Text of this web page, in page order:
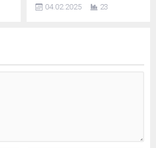
hem iktidara hem de
son dönemde siyasette ve
04.02.2025 23